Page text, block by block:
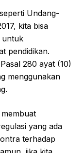
Undang-
kita bisa
untuk
pendidikan.
280 ayat (10)
menggunakan
yang ada
terhadap